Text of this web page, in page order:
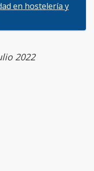
en hostelería y
2022